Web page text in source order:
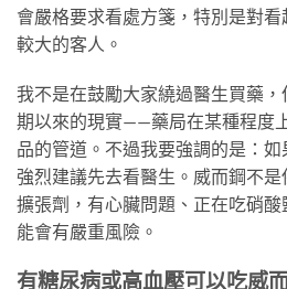
會嚴格要求看處方箋，特別是對
較大的客人。
我不是在鼓勵大家繞過醫生買藥
期以來的現實——藥局在某種程度
品的管道。不過我要強調的是：如
強烈建議先去看醫生。威而鋼不
擴張劑，有心臟問題、正在吃硝
能會有嚴重風險。
有糖尿病或高血壓可以吃威